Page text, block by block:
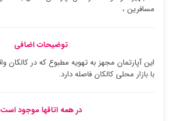
مسافرین ،
توضیحات اضافی
با بازار محلی کالکان فاصله دارد.
در همه اتاقها موجود است